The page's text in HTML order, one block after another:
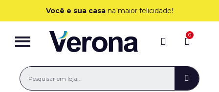
Você e sua casa na maior felicidade!